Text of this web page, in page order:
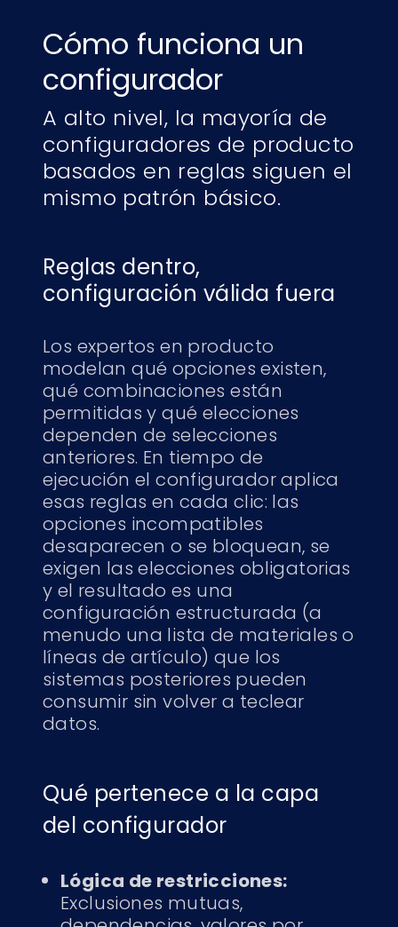
Cómo funciona un
configurador
A alto nivel, la mayoría de
configuradores de producto
basados en reglas siguen el
mismo patrón básico.
Reglas dentro,
configuración válida fuera
Los expertos en producto
modelan qué opciones existen,
qué combinaciones están
permitidas y qué elecciones
dependen de selecciones
anteriores. En tiempo de
ejecución el configurador aplica
esas reglas en cada clic: las
opciones incompatibles
desaparecen o se bloquean, se
exigen las elecciones obligatorias
y el resultado es una
configuración estructurada (a
menudo una lista de materiales o
líneas de artículo) que los
sistemas posteriores pueden
consumir sin volver a teclear
datos.
Qué pertenece a la capa
del configurador
Lógica de restricciones:
Exclusiones mutuas,